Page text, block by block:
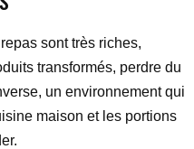
sont très riches,
transformés, perdre du
un environnement qui
maison et les portions